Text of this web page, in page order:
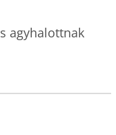
agyhalottnak